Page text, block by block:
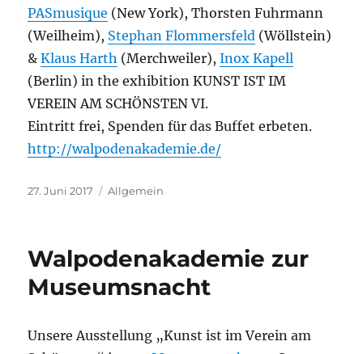
PASmusique (New York), Thorsten Fuhrmann
(Weilheim), Stephan Flommersfeld (Wöllstein)
&Klaus Harth (Merchweiler),Inox Kapell
(Berlin) in the exhibition KUNST IST IM
VEREIN AM SCHÖNSTEN VI.
Eintritt frei, Spenden für das Buffet erbeten.
http://walpodenakademie.de/
Veröffentlicht
27. Juni 2017 Kategorien
Allgemein
Walpodenakademie zur
Museumsnacht
Unsere Ausstellung „Kunst ist im Verein am